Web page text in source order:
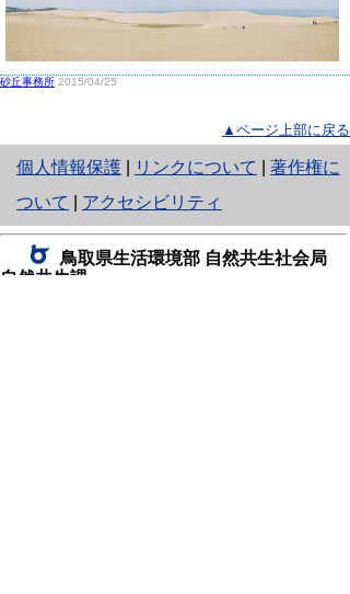
砂丘事務所 2015/04/25
▲ページ上部に戻る
個人情報保護
と
り
ネ
ッ
リンクについて
著作権に
ついて
アクセシビリティ
鳥取県生活環境部 自然共生社会局
自然共生課